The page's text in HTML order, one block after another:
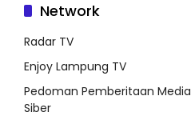
Network
Radar TV
Enjoy Lampung TV
Pedoman Pemberitaan Media
Siber